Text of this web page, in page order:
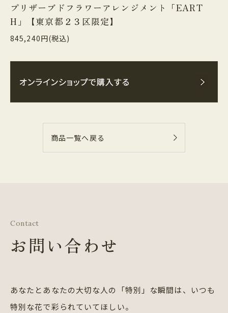
プリザーブドフラワーアレンジメント「EART
H」【東京都２３区限定】
845,240円(税込)
商品一覧へ戻る
Contact
お問い合わせ
あなたとあなたの大切な人の「特別」な瞬間は、
いつも
特別な花で彩られていてほしい。